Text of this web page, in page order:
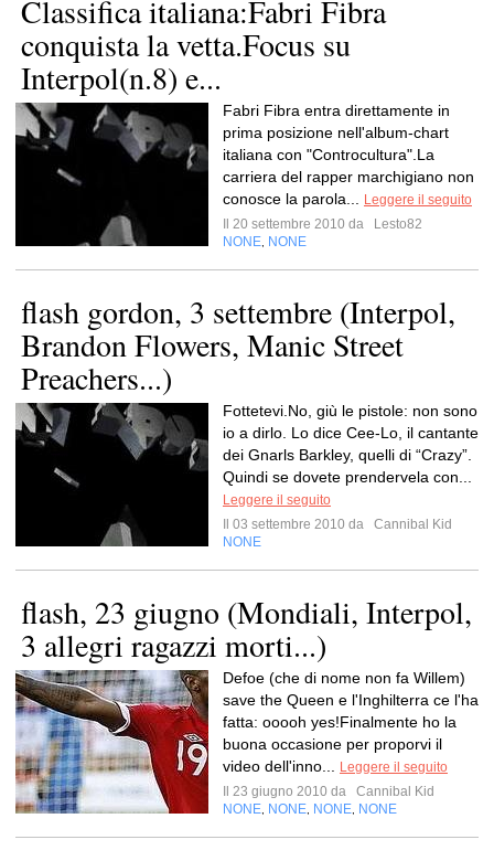
Classifica italiana:Fabri Fibra
conquista la vetta.Focus su
Interpol(n.8) e...
Fabri Fibra entra direttamente in
prima posizione nell'album-chart
italiana con "Controcultura".La
carriera del rapper marchigiano non
conosce la parola...
Leggere il seguito
Il 20 settembre 2010 da
Lesto82
NONE NONE
flash gordon, 3 settembre (Interpol,
Brandon Flowers, Manic Street
Preachers...)
Fottetevi.No, giù le pistole: non sono
io a dirlo. Lo dice Cee-Lo, il cantante
dei Gnarls Barkley, quelli di “Crazy”.
Quindi se dovete prendervela con...
Leggere il seguito
Il 03 settembre 2010 da
Cannibal Kid
NONE
flash, 23 giugno (Mondiali, Interpol,
3 allegri ragazzi morti...)
Defoe (che di nome non fa Willem)
save the Queen e l'Inghilterra ce l'ha
fatta: ooooh yes!Finalmente ho la
buona occasione per proporvi il
video dell'inno...
Leggere il seguito
Il 23 giugno 2010 da
Cannibal Kid
NONE NONE NONE NONE